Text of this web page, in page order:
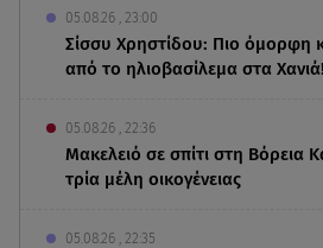
05.08.26 , 23:00
Σίσσυ Χρηστίδου: Πιο όμορφη
από το ηλιοβασίλεμα στα Χανιά!
05.08.26 , 22:36
Μακελειό σε σπίτι στη Βόρεια
τρία μέλη οικογένειας
05.08.26 , 22:35